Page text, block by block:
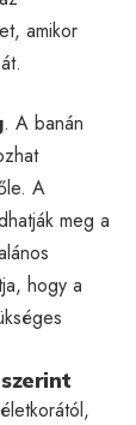
amikor
. A banán
A
meg a
hogy a